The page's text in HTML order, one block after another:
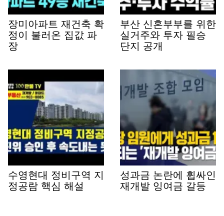
장미아파트 재건축 확
정이 불러온 집값 파
장
부산 신혼부부를 위한
실거주와 투자 필승
단지 공개
수영현대 정비구역 지
정공람 핵심 해설
성과금 논란에 휩싸인
재개발 잉여금 갈등